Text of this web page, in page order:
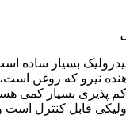
بسیار ساده
نیرو که روغن
پذیری بسیار کمی
قابل کنترل است